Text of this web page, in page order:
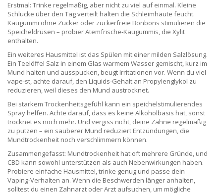
Erstmal: Trinke regelmäßig, aber nicht zu viel auf einmal. Kleine
Schlucke über den Tag verteilt halten die Schleimhäute feucht.
Kaugummi ohne Zucker oder zuckerfreie Bonbons stimulieren die
Speicheldrüsen – probier Atemfrische‑Kaugummis, die Xylit
enthalten.
Ein weiteres Hausmittel ist das Spülen mit einer milden Salzlösung.
Ein Teelöffel Salz in einem Glas warmem Wasser gemischt, kurz im
Mund halten und ausspucken, beugt Irritationen vor. Wenn du viel
vape‑st, achte darauf, den Liquids‑Gehalt an Propylenglykol zu
reduzieren, weil dieses den Mund austrocknet.
Bei starkem Trockenheitsgefühl kann ein speichelstimulierendes
Spray helfen. Achte darauf, dass es keine Alkoholbasis hat, sonst
trocknet es noch mehr. Und vergiss nicht, deine Zähne regelmäßig
zu putzen – ein sauberer Mund reduziert Entzündungen, die
Mundtrockenheit noch verschlimmern können.
Zusammengefasst: Mundtrockenheit hat oft mehrere Gründe, und
CBD kann sowohl unterstützen als auch Nebenwirkungen haben.
Probiere einfache Hausmittel, trinke genug und passe dein
Vaping‑Verhalten an. Wenn die Beschwerden länger anhalten,
solltest du einen Zahnarzt oder Arzt aufsuchen, um mögliche